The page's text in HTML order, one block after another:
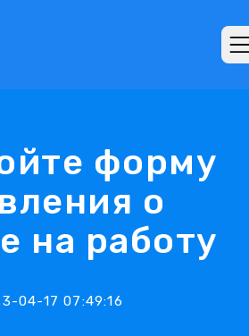
форму
о
на работу
04-17 07:49:16